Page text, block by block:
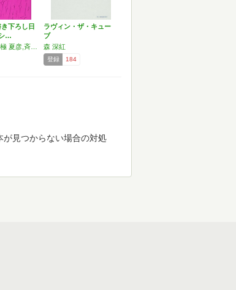
下ろし日
…
ラヴィン・ザ・キュー
ブ
森 深紅
登録 184
見つからない場合の対処